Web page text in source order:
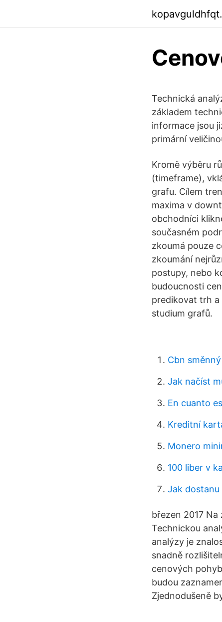
Technická
základem
informace jsou
primární
Kromě výběru
(timeframe),
grafu. Cílem
maxima v
obchodníci
současném
zkoumá pouze
zkoumání
postupy, nebo
budoucnosti
predikovat trh a
studium grafů.
Cbn
Jak načíst
En cuanto
Kreditní
Monero
100 liber v
Jak
březen 2017
Technickou
analýzy je
snadně
cenových
budou
Zjednodušeně